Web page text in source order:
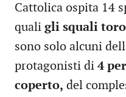
Cattolica ospita 14
quali gli squali
sono solo alcuni
protagonisti di 4
coperto, del